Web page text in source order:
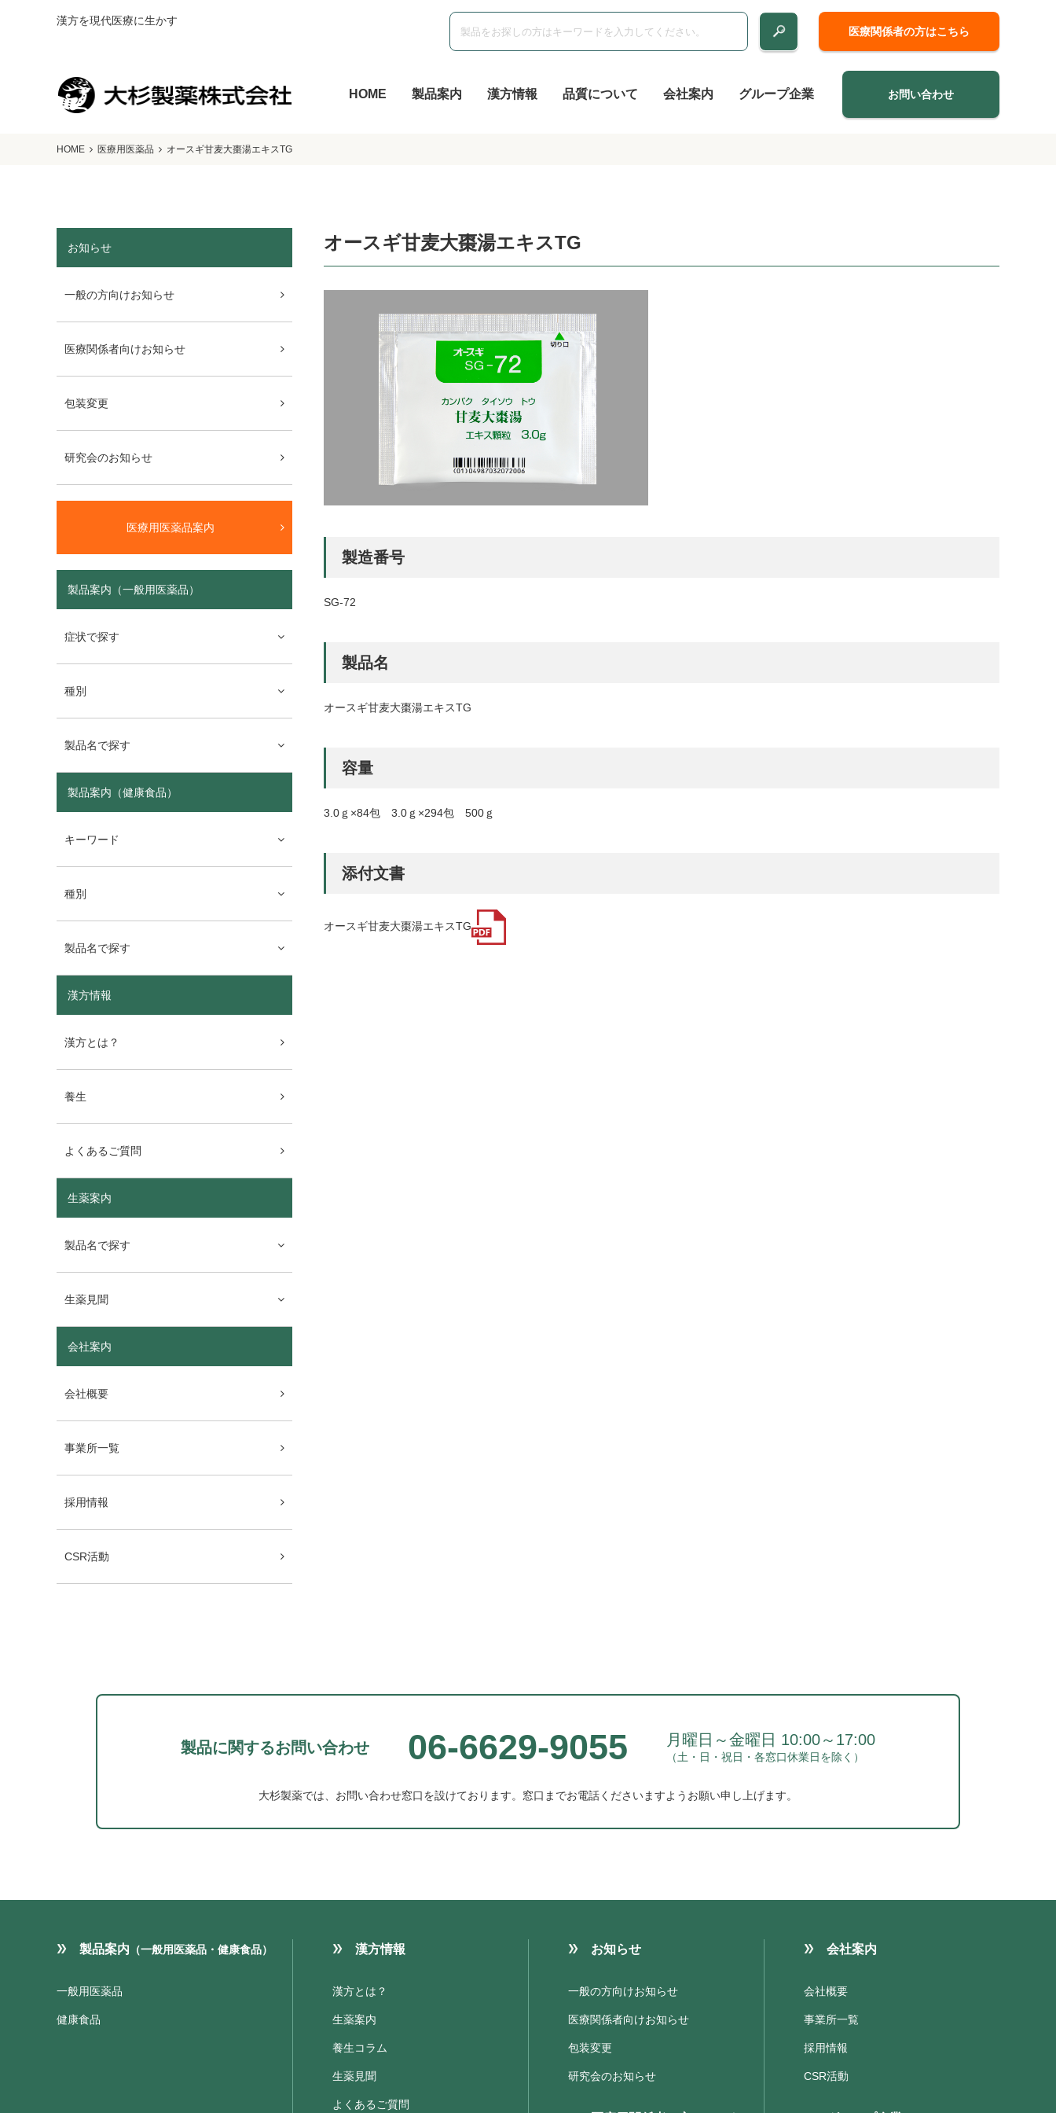
漢方を現代医療に生かす
医療関係者の方はこちら
HOME 製品案内 漢方情報 品質について 会社案内 グループ企業 お問い合わせ
HOME 医療用医薬品 オースギ甘麦大棗湯エキスTG
オースギ甘麦大棗湯エキスTG
製造番号
SG-72
製品名
オースギ甘麦大棗湯エキスTG
容量
3.0ｇ×84包 3.0ｇ×294包 500ｇ
添付文書
オースギ甘麦大棗湯エキスTG
お知らせ
一般の方向けお知らせ
医療関係者向けお知らせ
包装変更
研究会のお知らせ
医療用医薬品案内
製品案内（一般用医薬品）
症状で探す
種別
製品名で探す
製品案内（健康食品）
キーワード
種別
製品名で探す
漢方情報
漢方とは？
養生
よくあるご質問
生薬案内
製品名で探す
生薬見聞
会社案内
会社概要
事業所一覧
採用情報
CSR活動
製品に関するお問い合わせ 06-6629-9055 月曜日～金曜日 10:00～17:00
（土・日・祝日・各窓口休業日を除く）
大杉製薬では、お問い合わせ窓口を設けております。 窓口までお電話くださいますようお願い申し上げます。
製品案内 （一般用医薬品・健康食品）
一般用医薬品
健康食品
漢方情報
漢方とは？
生薬案内
養生コラム
生薬見聞
よくあるご質問
お知らせ
一般の方向けお知らせ
医療関係者向けお知らせ
包装変更
研究会のお知らせ
会社案内
会社概要
事業所一覧
採用情報
CSR活動